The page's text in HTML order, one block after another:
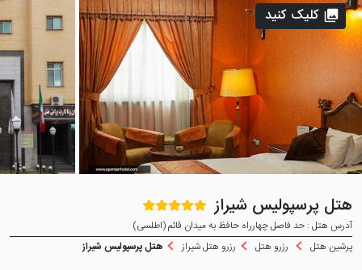
هتل پرسپولیس شیراز
آدرس هتل : حد فاصل چهارراه حافظ به ميدان قائم (اطلسی)
پرشین هتل
رزرو هتل رزرو هتل شیراز هتل پرسپولیس شیراز
کلیک کنید